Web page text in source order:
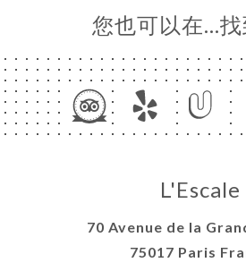
您也可以在…找
L'Escale
70 Avenue de la
75017 Paris